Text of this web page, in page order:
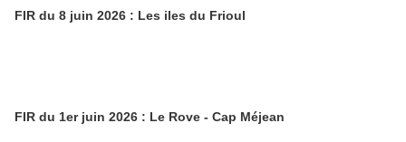
FIR du 8 juin 2026 : Les iles du Frioul
FIR du 1er juin 2026 : Le Rove - Cap Méjean